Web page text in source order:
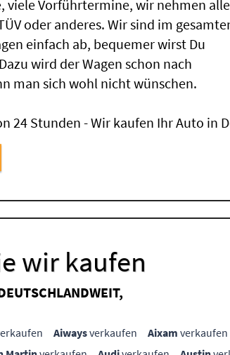
viele Vorführtermine, wir nehmen alle
oder anderes. Wir sind im
einfach ab, bequemer wirst Du
wird der Wagen schon nach
man sich wohl nicht wünschen.
24 Stunden - Wir kaufen Ihr Auto in
wir kaufen
Aiwaysverkaufen Aixam verkaufen